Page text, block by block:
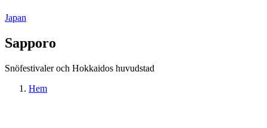
Japan
Sapporo
Snöfestivaler och Hokkaidos huvudstad
Hem